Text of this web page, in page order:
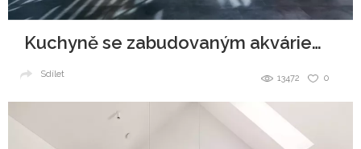
Kuchyně se zabudovaným akváriem v ostrůvku
0
13472
Sdílet